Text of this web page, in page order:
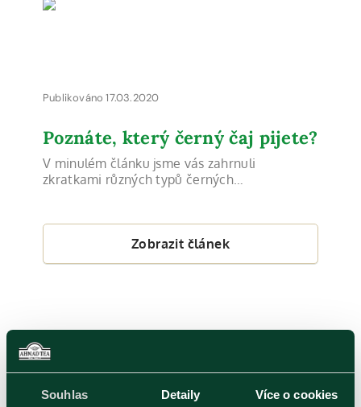
Souhlas Detaily Více o cookies
Publikováno 17.03.2020
Poznáte, který černý čaj pijete?
V minulém článku jsme vás zahrnuli
zkratkami různých typů černých…
Zobrazit článek